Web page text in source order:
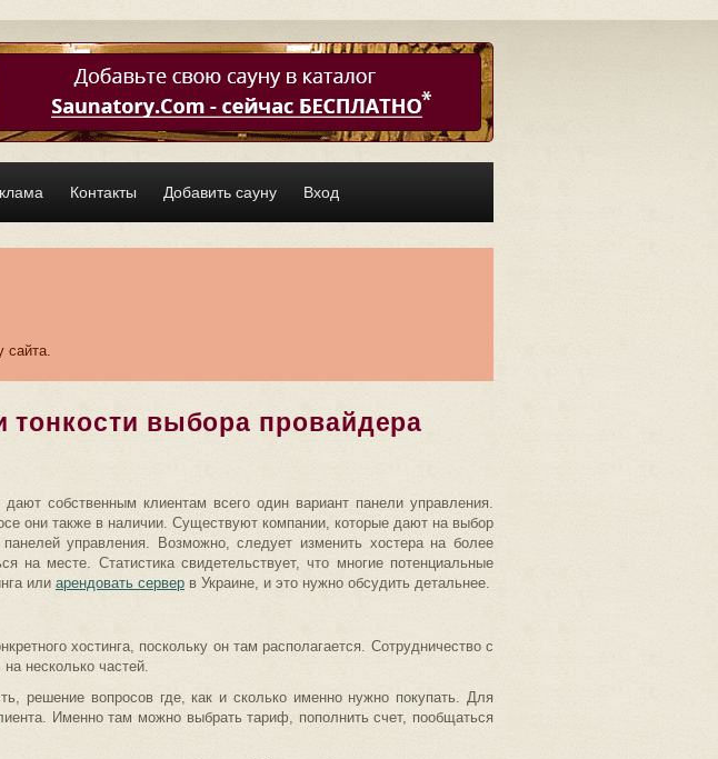
Контакты Добавить сауну Вход
сайта.
тонкости выбора провайдера
дают собственным клиентам всего один вариант панели управления.
они также в наличии. Существуют компании, которые дают на выбор
управления. Возможно, следует изменить хостера на более
на месте. Статистика свидетельствует, что многие потенциальные
или арендовать сервер в Украине, и это нужно обсудить детальнее.
хостинга, поскольку он там располагается. Сотрудничество с
несколько частей.
решение вопросов где, как и сколько именно нужно покупать. Для
Именно там можно выбрать тариф, пополнить счет, пообщаться